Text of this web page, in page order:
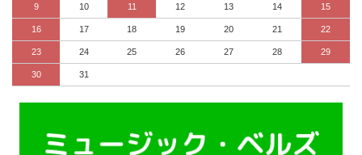
9 10 11 12 13 14 15
16 17 18 19 20 21 22
23 24 25 26 27 28 29
30 31